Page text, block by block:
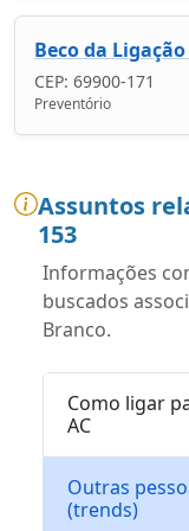
Beco da Ligação
CEP: 69900-171
Preventório
Assuntos
153
Informações
buscados
Branco.
Como ligar
AC
Outras
(trends)